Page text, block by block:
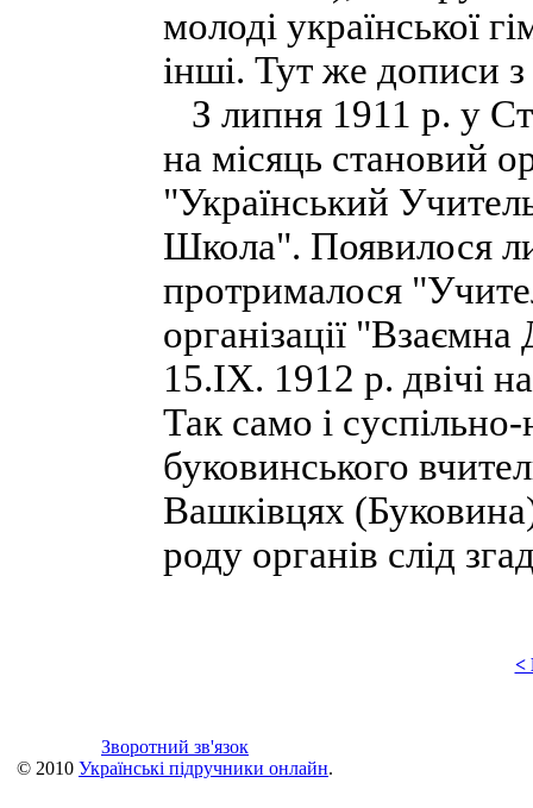
молоді української
інші. Тут же дописи
З липня 1911 р. у
на місяць становий
"Український
Школа". Появилося
протрималося
організації
15.IX. 1912 р. двічі
Так само і
буковинського
Вашківцях
роду органів слід
<
Зворотний зв'язок
© 2010 Українські підручники онлайн.